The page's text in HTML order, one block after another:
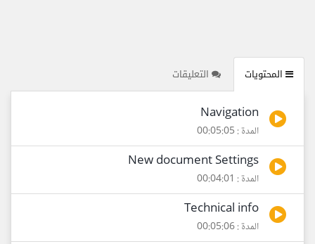
المحتويات التعليقات
Navigation
المدة : 00:05:05
New document Settings
المدة : 00:04:01
Technical info
المدة : 00:05:06